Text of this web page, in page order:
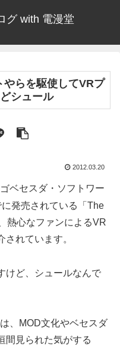
グ with 電漫堂
やらを駆使してVRプ
シュール
2012.03.20
ベセスダ・ソフトワー
発売されている「The
熱心なファンによるVR
れています。
ど、シュールなんで
、MOD文化やベセスダ
間見られた気がする